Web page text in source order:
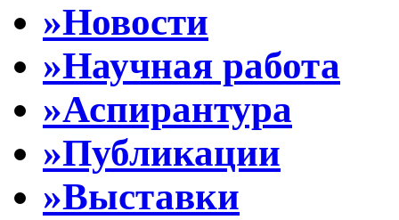
»Новости
»Научная работа
»Аспирантура
»Публикации
»Выставки